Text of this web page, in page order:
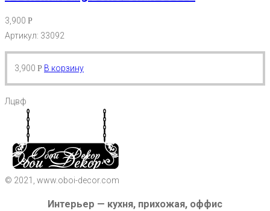
3,900 Р
Артикул: 33092
3,900 Р В корзину
Лцвф
© 2021, www.oboi-decor.com
Интерьер — кухня, прихожая, оффис